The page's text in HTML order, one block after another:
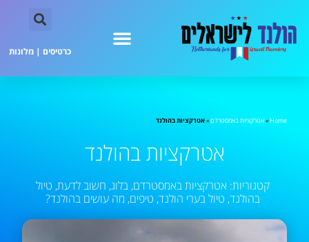
כרטיסים | מלונות
Home
»אטרקציות באמסטרדם»אטרקציות בהולנד
אטרקציות בהולנד
קטגוריות: אטרקציות באמסטרדם, בלוג, חשוב לדעת, טיול
בהולנד, טיול בערי הולנד, טיפים, מה עושים בהולנד?